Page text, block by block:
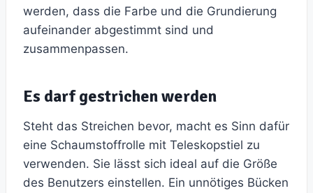
werden, dass die Farbe und die Grundierung
aufeinander abgestimmt sind und
zusammenpassen.
Es darf gestrichen werden
Steht das Streichen bevor, macht es Sinn dafür
eine Schaumstoffrolle mit Teleskopstiel zu
verwenden. Sie lässt sich ideal auf die Größe
des Benutzers einstellen. Ein unnötiges Bücken